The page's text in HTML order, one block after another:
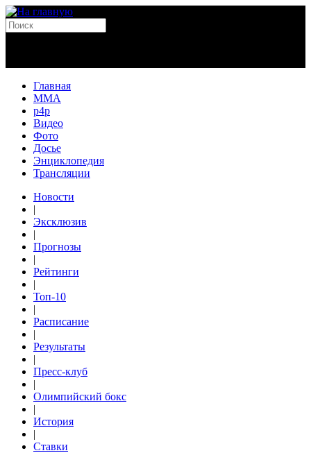
Главная
MMA
p4p
Видео
Фото
Досье
Энциклопедия
Трансляции
Новости
|
Эксклюзив
|
Прогнозы
|
Рейтинги
|
Топ-10
|
Расписание
|
Результаты
|
Пресс-клуб
|
Олимпийский бокс
|
История
|
Ставки